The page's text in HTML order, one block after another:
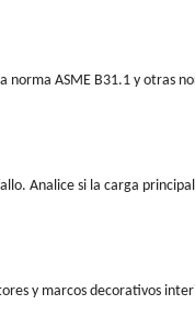
norma ASME B31.1 y otras
Analice si la carga
y marcos decorativos